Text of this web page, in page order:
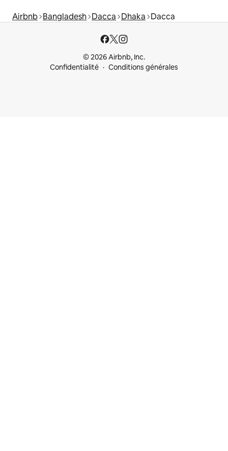
Airbnb Bangladesh Dacca Dhaka Dacca
© 2026 Airbnb, Inc.
Confidentialité
Conditions générales